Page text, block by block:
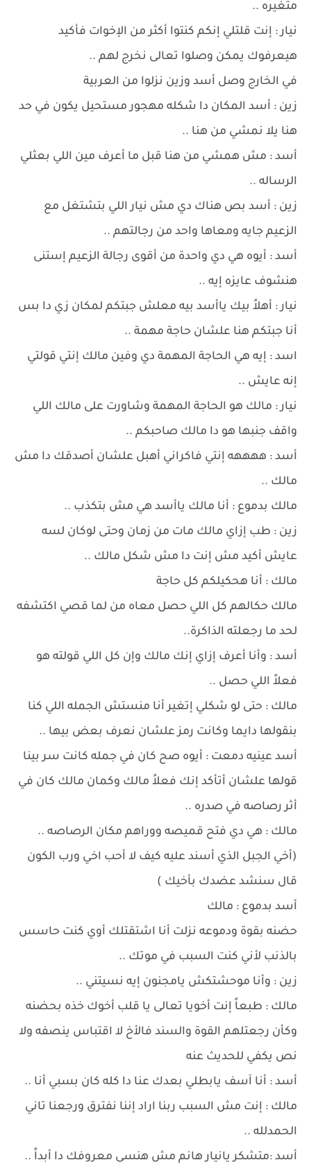
متغيره ..
نيار : إنت قلتلي إنكم كنتوا أكثر من الإخوات فأكيد
هيعرفوك يمكن وصلوا تعالى نخرج لهم ..
في الخارج وصل أسد وزين نزلوا من العربية
زين : أسد المكان دا شكله مهجور مستحيل يكون في حد
هنا يلا نمشي من هنا ..
أسد : مش همشي من هنا قبل ما أعرف مين اللي بعثلي
الرساله ..
زين : أسد بص هناك دي مش نيار اللي بتشتغل مع
الزعيم جايه ومعاها واحد من رجالتهم ..
أسد : أيوه هي دي واحدة من أقوى رجالة الزعيم إستنى
هنشوف عايزه إيه ..
نيار : أهلاً بيك ياأسد بيه معلش جبتكم لمكان زي دا بس
أنا جبتكم هنا علشان حاجة مهمة ..
اسد : إيه هي الحاجة المهمة دي وفين مالك إنتي قولتي
إنه عايش ..
نيار : مالك هو الحاجة المهمة وشاورت على مالك اللي
واقف جنبها هو دا مالك صاحبكم ..
أسد : ههههه إنتي فاكراني أهبل علشان أصدقك دا مش
مالك ..
مالك بدموع : أنا مالك ياأسد هي مش بتكذب ..
زين : طب إزاي مالك مات من زمان وحتى لوكان لسه
عايش أكيد مش إنت دا مش شكل مالك ..
مالك : أنا هحكيلكم كل حاجة
مالك حكالهم كل اللي حصل معاه من لما قصي اكتشفه
لحد ما رجعلته الذاكرة..
أسد : وأنا أعرف إزاي إنك مالك وإن كل اللي قولته هو
فعلاً اللي حصل ..
مالك : حتى لو شكلي إتغير أنا منستش الجمله اللي كنا
بنقولها دايما وكانت رمز علشان نعرف بعض بيها ..
أسد عينيه دمعت : أيوه صح كان في جمله كانت سر بينا
قولها علشان أتأكد إنك فعلاً مالك وكمان مالك كان في
أثر رصاصه في صدره ..
مالك : هي دي فتح قميصه ووراهم مكان الرصاصه ..
(أخي الجبل الذي أسند عليه كيف لا أحب اخي ورب الكون
قال سنشد عضدك بأخيك )
أسد بدموع : مالك
حضنه بقوة ودموعه نزلت أنا اشتقتلك أوي كنت حاسس
بالذنب لأني كنت السبب في موتك ..
زين : وأنا موحشتكش يامجنون إيه نسيتني ..
مالك : طبعاً إنت أخويا تعالى يا قلب أخوك خذه بحضنه
وكأن رجعتلهم القوة والسند فالأخ لا اقتباس ينصفه ولا
نص يكفي للحديث عنه
أسد : أنا آسف يابطلي بعدك عنا دا كله كان بسبي أنا ..
مالك : إنت مش السبب ربنا اراد إننا نفترق ورجعنا تاني
الحمدلله ..
أسد :متشكر يانيار هانم مش هنسى معروفك دا أبداً ..